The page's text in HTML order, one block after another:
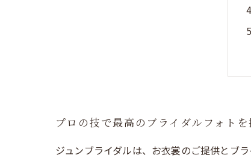
プロの技で最高のブライダルフォト
ジュンブライダルは、お衣裳のご提供とブ